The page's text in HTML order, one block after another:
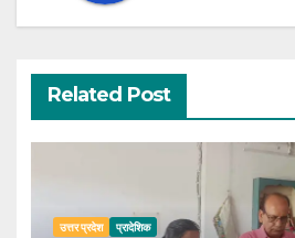
Related Post
उत्तर प्रदेश प्रादेशिक